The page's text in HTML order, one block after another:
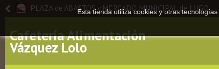
PLAZA de ABASTOS y MERCADO MUNICIPAL de LUGO
Cafetería Alimentación
Vázquez Lolo
Esta tienda utiliza cookies y otras